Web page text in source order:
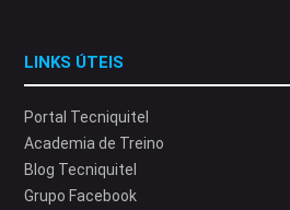
LINKS ÚTEIS
Portal Tecniquitel
Academia de Treino
Blog Tecniquitel
Grupo Facebook